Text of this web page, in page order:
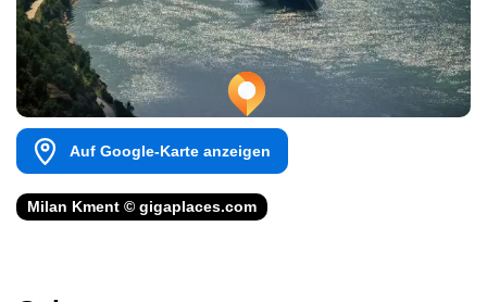
Auf Google-Karte anzeigen
Milan Kment © gigaplaces.com